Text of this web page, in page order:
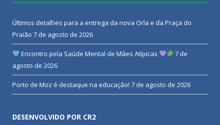
Últimos detalhes para a entrega da nova Orla e da Praça do
Praião 7 de agosto de 2026
Encontro pela Saúde Mental de Mães Atípicas
7 de
agosto de 2026
Porto de Moz é destaque na educação! 7 de agosto de 2026
DESENVOLVIDO POR CR2